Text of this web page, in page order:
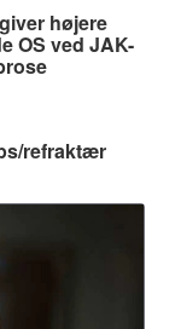
højere
OS ved JAK-
refraktær